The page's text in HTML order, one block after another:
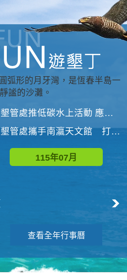
墾管處推低碳水上活動 應屆畢業生限額免費參加
墾管處攜手南瀛天文館 打造沉浸式天文探索營隊
115年07月
查看全年行事曆